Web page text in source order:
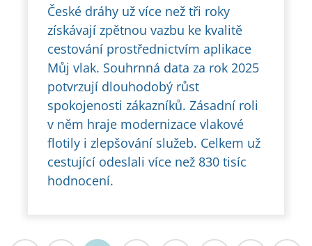
České dráhy už více než tři roky
získávají zpětnou vazbu ke kvalitě
cestování prostřednictvím aplikace
Můj vlak. Souhrnná data za rok 2025
potvrzují dlouhodobý růst
spokojenosti zákazníků. Zásadní roli
v něm hraje modernizace vlakové
flotily i zlepšování služeb. Celkem už
cestující odeslali více než 830 tisíc
hodnocení.